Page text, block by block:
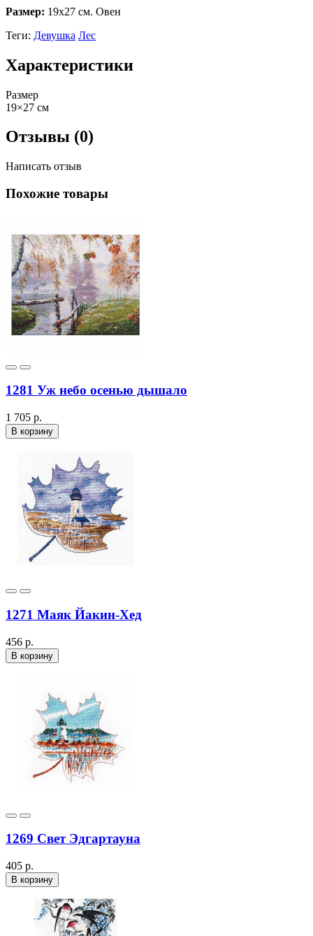
Размер: 19х27 см. Овен
Теги: Девушка Лес
Характеристики
Размер
19×27 см
Отзывы (0)
Написать отзыв
Похожие товары
1281 Уж небо осенью дышало
1 705 р.
В корзину
1271 Маяк Йакин-Хед
456 р.
В корзину
1269 Свет Эдгартауна
405 р.
В корзину